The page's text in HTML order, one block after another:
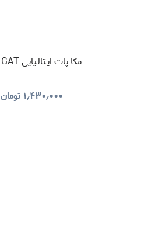
مکا پات ایتالیایی GAT - آبی
۱٫۴۳۰٫۰۰۰ تومان